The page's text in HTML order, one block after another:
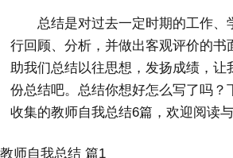
总结是对过去一定时期的工作、
行回顾、分析，并做出客观评价的书
助我们总结以往思想，发扬成绩，让
份总结吧。总结你想好怎么写了吗？
收集的教师自我总结6篇，欢迎阅读与
教师自我总结 篇1